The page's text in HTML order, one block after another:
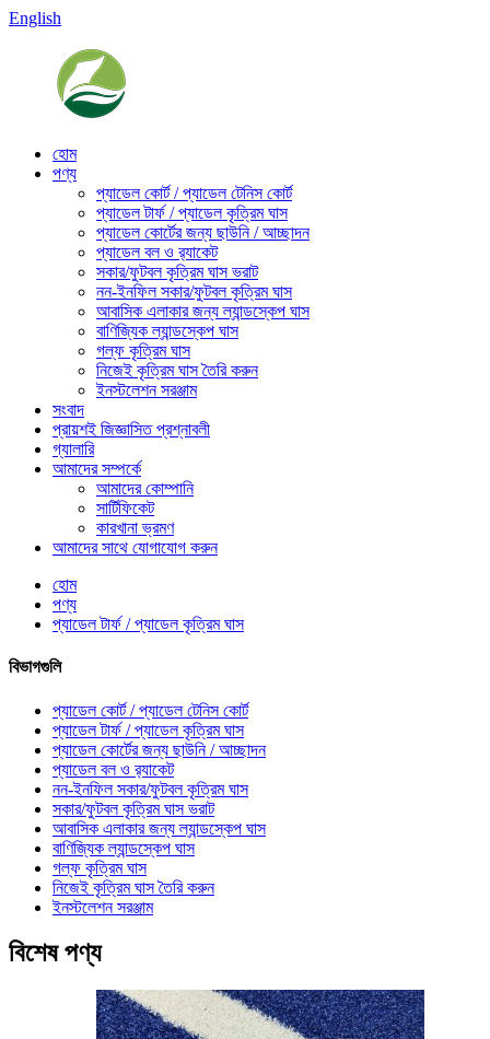
English
হোম
পণ্য
প্যাডেল কোর্ট / প্যাডেল টেনিস কোর্ট
প্যাডেল টার্ফ / প্যাডেল কৃত্রিম ঘাস
প্যাডেল কোর্টের জন্য ছাউনি / আচ্ছাদন
প্যাডেল বল ও র‍্যাকেট
সকার/ফুটবল কৃত্রিম ঘাস ভরাট
নন-ইনফিল সকার/ফুটবল কৃত্রিম ঘাস
আবাসিক এলাকার জন্য ল্যান্ডস্কেপ ঘাস
বাণিজ্যিক ল্যান্ডস্কেপ ঘাস
গল্ফ কৃত্রিম ঘাস
নিজেই কৃত্রিম ঘাস তৈরি করুন
ইনস্টলেশন সরঞ্জাম
সংবাদ
প্রায়শই জিজ্ঞাসিত প্রশ্নাবলী
গ্যালারি
আমাদের সম্পর্কে
আমাদের কোম্পানি
সার্টিফিকেট
কারখানা ভ্রমণ
আমাদের সাথে যোগাযোগ করুন
হোম
পণ্য
প্যাডেল টার্ফ / প্যাডেল কৃত্রিম ঘাস
বিভাগগুলি
প্যাডেল কোর্ট / প্যাডেল টেনিস কোর্ট
প্যাডেল টার্ফ / প্যাডেল কৃত্রিম ঘাস
প্যাডেল কোর্টের জন্য ছাউনি / আচ্ছাদন
প্যাডেল বল ও র‍্যাকেট
নন-ইনফিল সকার/ফুটবল কৃত্রিম ঘাস
সকার/ফুটবল কৃত্রিম ঘাস ভরাট
আবাসিক এলাকার জন্য ল্যান্ডস্কেপ ঘাস
বাণিজ্যিক ল্যান্ডস্কেপ ঘাস
গল্ফ কৃত্রিম ঘাস
নিজেই কৃত্রিম ঘাস তৈরি করুন
ইনস্টলেশন সরঞ্জাম
বিশেষ পণ্য